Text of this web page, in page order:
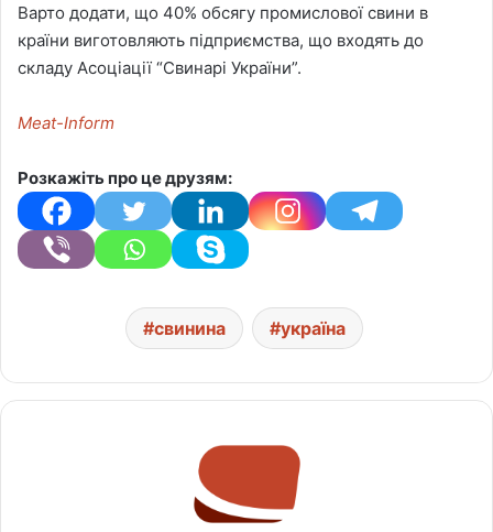
Варто додати, що 40% обсягу промислової свини в
країни виготовляють підприємства, що входять до
складу Асоціації “Свинарі України”.
Meat-Inform
Розкажіть про це друзям:
свинина україна